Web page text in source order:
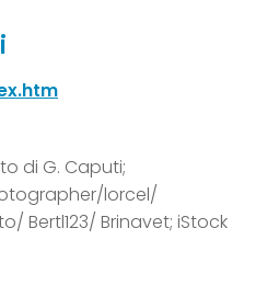
di G. Caputi;
lorcel/
Bertl123/ Brinavet; iStock